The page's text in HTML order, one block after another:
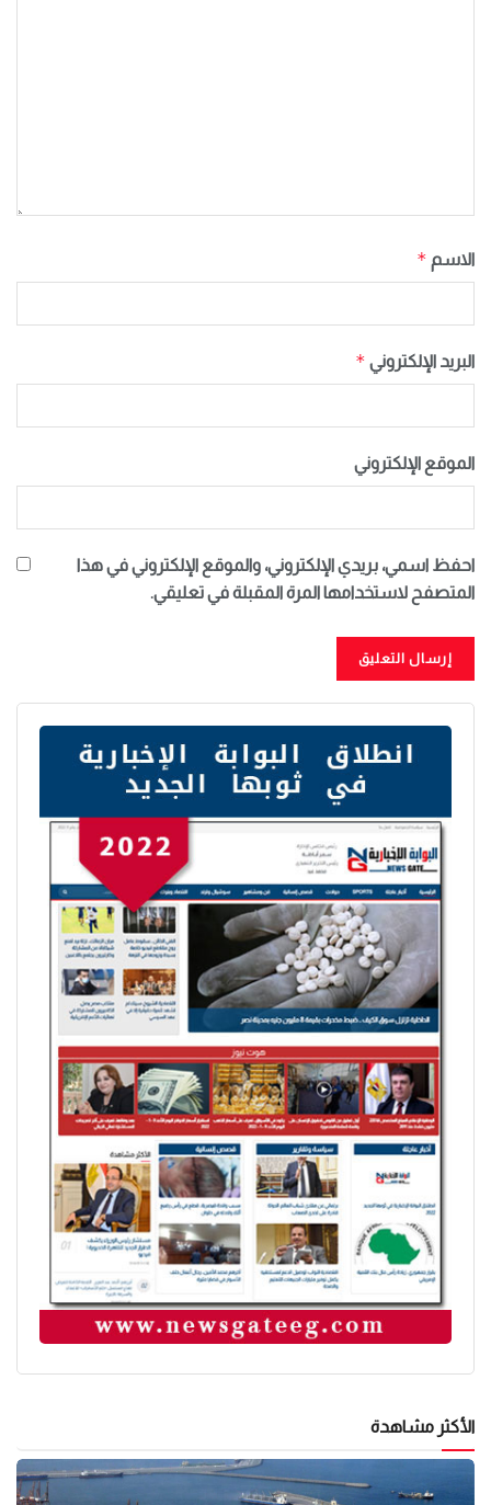
الاسم *
البريد الإلكتروني *
الموقع الإلكتروني
احفظ اسمي، بريدي الإلكتروني، والموقع الإلكتروني في هذا
المتصفح لاستخدامها المرة المقبلة في تعليقي.
الأكثر مشاهدة